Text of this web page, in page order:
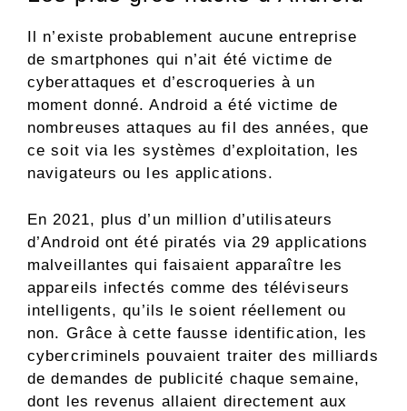
Il n’existe probablement aucune entreprise
de smartphones qui n’ait été victime de
cyberattaques et d’escroqueries à un
moment donné. Android a été victime de
nombreuses attaques au fil des années, que
ce soit via les systèmes d’exploitation, les
navigateurs ou les applications.
En 2021, plus d’un million d’utilisateurs
d’Android ont été piratés via 29 applications
malveillantes qui faisaient apparaître les
appareils infectés comme des téléviseurs
intelligents, qu’ils le soient réellement ou
non. Grâce à cette fausse identification, les
cybercriminels pouvaient traiter des milliards
de demandes de publicité chaque semaine,
dont les revenus allaient directement aux